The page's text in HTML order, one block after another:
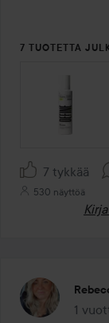
7 TUOTETTA
7 tykkää
530 näyttöä
1
Viesti